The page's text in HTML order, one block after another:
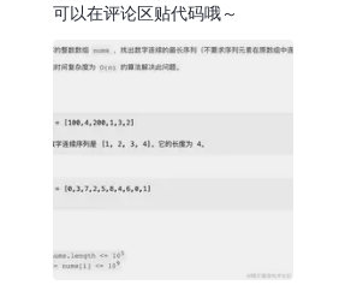
可以在评论区贴代码哦～